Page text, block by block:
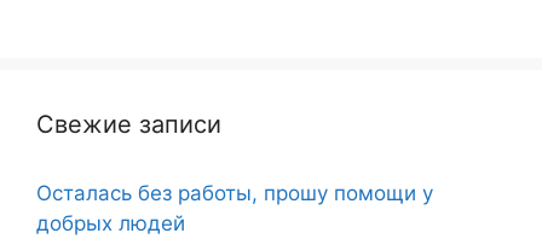
Свежие записи
Осталась без работы, прошу помощи у
добрых людей